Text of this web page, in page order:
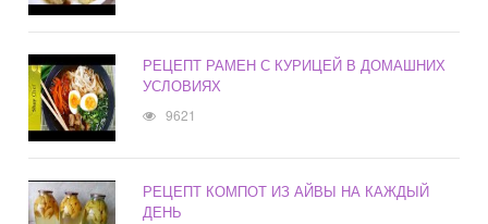
РЕЦЕПТ РАМЕН С КУРИЦЕЙ В ДОМАШНИХ
УСЛОВИЯХ
9621
РЕЦЕПТ КОМПОТ ИЗ АЙВЫ НА КАЖДЫЙ
ДЕНЬ